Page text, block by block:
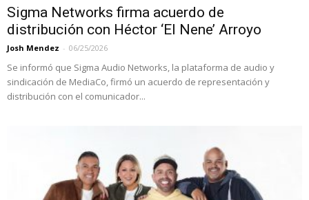
Sigma Networks firma acuerdo de
distribución con Héctor ‘El Nene’ Arroyo
Josh Mendez - 06/25/2026
Se informó que Sigma Audio Networks, la plataforma de audio y
sindicación de MediaCo, firmó un acuerdo de representación y
distribución con el comunicador...